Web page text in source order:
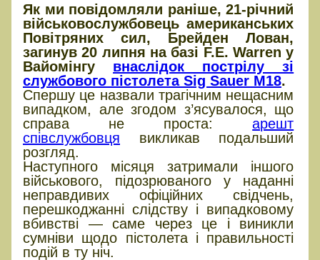
Як ми повідомляли раніше, 21-річний
військовослужбовець американських
Повітряних сил, Брейден Лован,
загинув 20 липня на базі F.E. Warren у
Вайомінгу внаслідок пострілу зі
службового пістолета Sig Sauer M18.
Спершу це назвали трагічним нещасним
випадком, але згодом з’ясувалося, що
справа не проста:арешт
співслужбовця викликав подальший
розгляд.
Наступного місяця затримали іншого
військового, підозрюваного у наданні
неправдивих офіційних свідчень,
перешкоджанні слідству і випадковому
вбивстві — саме через це і виникли
сумніви щодо пістолета і правильності
подій в ту ніч.